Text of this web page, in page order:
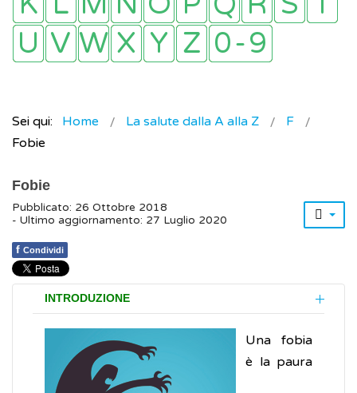
Sei qui: Home La salute dalla A alla Z
F
Fobie
Fobie
Pubblicato: 26 Ottobre 2018
- Ultimo aggiornamento: 27 Luglio 2020
f Condividi
INTRODUZIONE
Una fobia
è la paura